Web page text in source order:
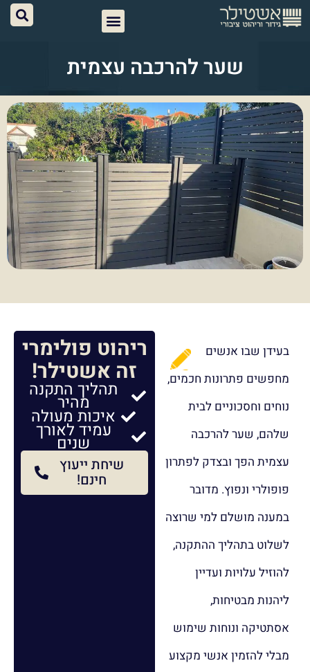
שער להרכבה עצמית
בעידן שבו אנשים
מחפשים פתרונות חכמים,
נוחים וחסכוניים לבית
שלהם, שער להרכבה
עצמית הפך ובצדק לפתרון
פופולרי ונפוץ. מדובר
במענה מושלם למי שרוצה
לשלוט בתהליך ההתקנה,
להוזיל עלויות ועדיין
ליהנות מבטיחות,
אסתטיקה ונוחות שימוש
מבלי להזמין אנשי מקצוע
ריהוט פולימרי
זה אשטילר!
תהליך התקנה
מהיר
איכות מעולה
עמיד לאורך
שנים
שיחת ייעוץ
חינם!